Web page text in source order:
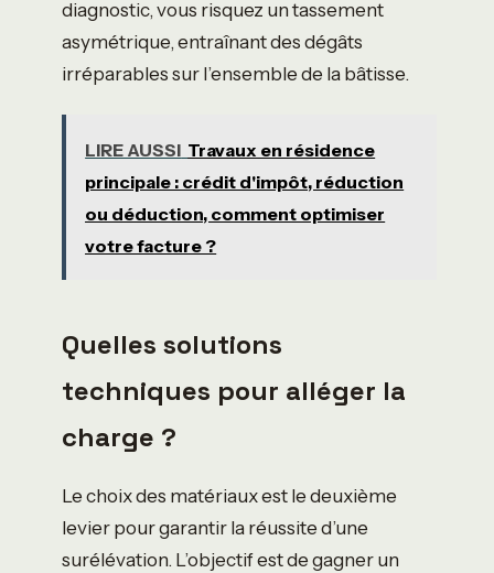
diagnostic, vous risquez un tassement
asymétrique, entraînant des dégâts
irréparables sur l’ensemble de la bâtisse.
LIRE AUSSI Travaux en résidence
principale : crédit d'impôt, réduction
ou déduction, comment optimiser
votre facture ?
Quelles solutions
techniques pour alléger la
charge ?
Le choix des matériaux est le deuxième
levier pour garantir la réussite d’une
surélévation. L’objectif est de gagner un